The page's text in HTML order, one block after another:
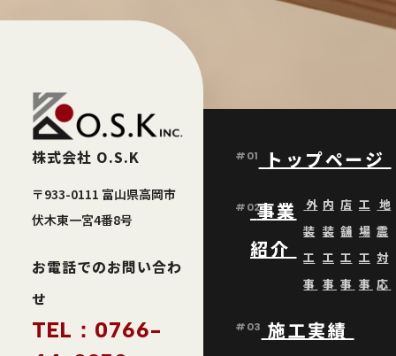
株式会社 O.S.K
〒933-0111 富山県高岡市
伏木東一宮4番8号
お電話でのお問い合わ
せ
TEL：0766-
#01 トップページ
#02事業
紹介
外
装
工
事
内
装
工
事
店
舗
工
事
工
場
工
事
地
震
対
応
#03 施工実績